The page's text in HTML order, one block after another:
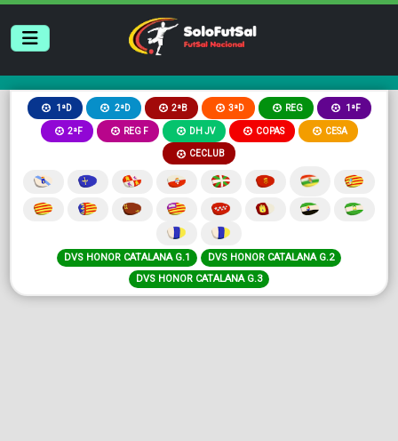
1ªD 2ªD 2ªB 3ªD REG 1ªF
2ªF REG F DH JV COPAS CESA
CECLUB
DVS HONOR CATALANA G.1
DVS HONOR CATALANA G.2
DVS HONOR CATALANA G.3